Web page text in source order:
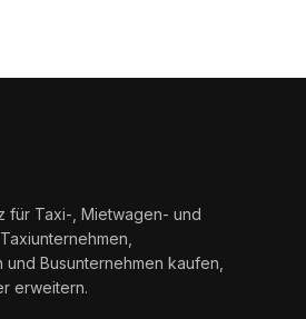
für Taxi-, Mietwagen- und
Busunternehmen kaufen,
erweitern.